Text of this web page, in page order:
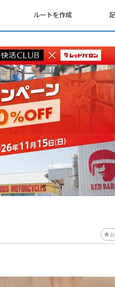
ルートを作成